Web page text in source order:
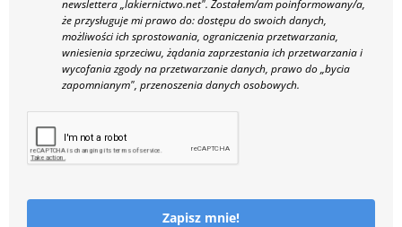
newslettera „lakiernictwo.net". Zostałem/am poinformowany/a,
że przysługuje mi prawo do: dostępu do swoich danych,
możliwości ich sprostowania, ograniczenia przetwarzania,
wniesienia sprzeciwu, żądania zaprzestania ich przetwarzania i
wycofania zgody na przetwarzanie danych, prawo do „bycia
zapomnianym", przenoszenia danych osobowych.
Zapisz mnie!